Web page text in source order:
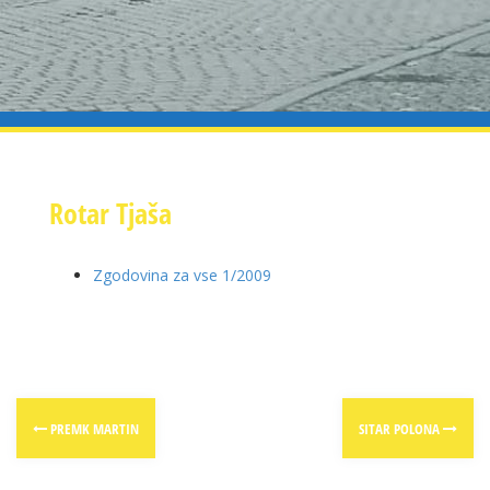
Rotar Tjaša
Zgodovina za vse 1/2009
Post
navigation
PREMK MARTIN SITAR POLONA